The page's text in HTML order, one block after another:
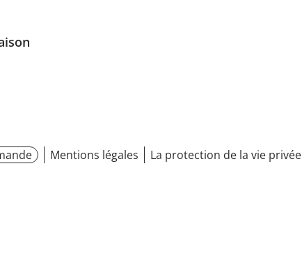
Mentions légales La protection de la vie privée